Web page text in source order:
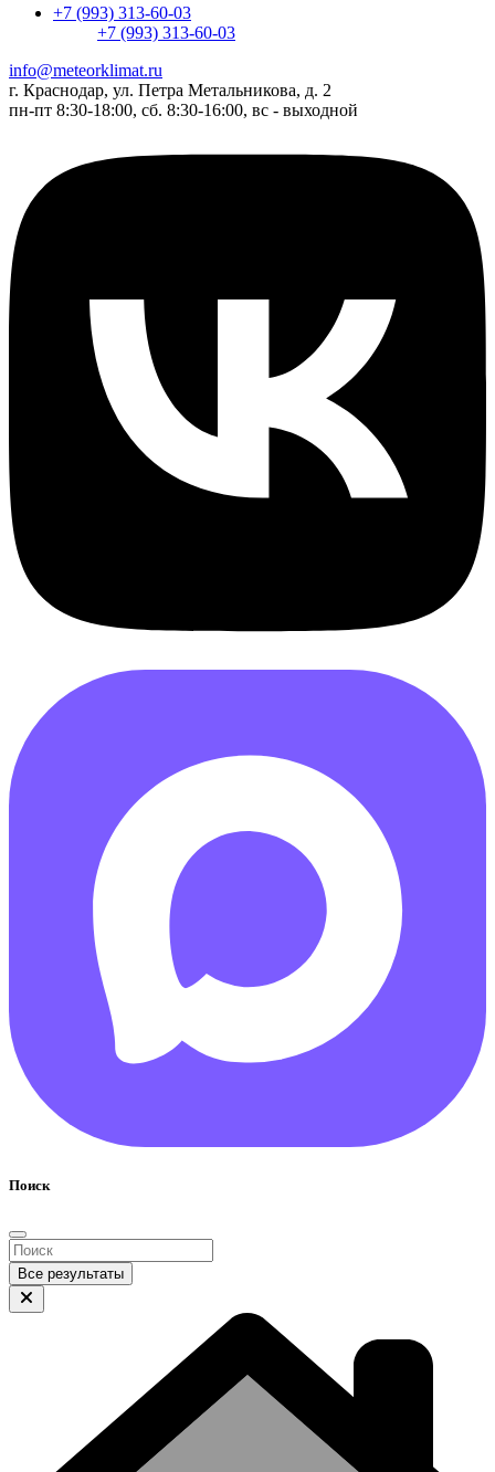
+7 (993) 313-60-03
+7 (993) 313-60-03
info@meteorklimat.ru
г. Краснодар, ул. Петра Метальникова, д. 2
пн-пт 8:30-18:00, сб. 8:30-16:00, вс - выходной
Поиск
Все результаты